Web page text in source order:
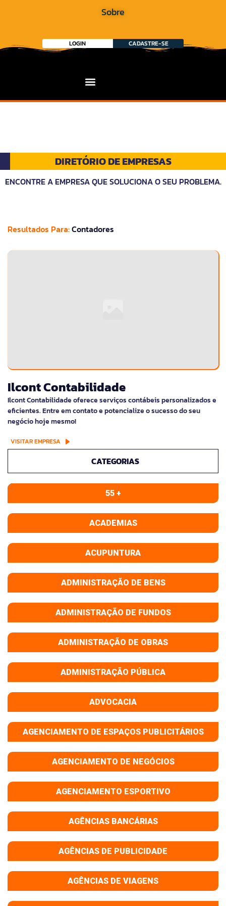
Sobre
LOGIN CADASTRE-SE
DIRETÓRIO DE EMPRESAS
ENCONTRE A EMPRESA QUE SOLUCIONA O SEU PROBLEMA.
Resultados Para:Contadores
Ilcont Contabilidade
Ilcont Contabilidade oferece serviços contábeis personalizados e
eficientes. Entre em contato e potencialize o sucesso do seu
negócio hoje mesmo!
VISITAR EMPRESA
CATEGORIAS
55 +
ACADEMIAS
ACUPUNTURA
ADMINISTRAÇÃO DE BENS
ADMINISTRAÇÃO DE FUNDOS
ADMINISTRAÇÃO DE OBRAS
ADMINISTRAÇÃO PÚBLICA
ADVOCACIA
AGENCIAMENTO DE ESPAÇOS PUBLICITÁRIOS
AGENCIAMENTO DE NEGÓCIOS
AGENCIAMENTO ESPORTIVO
AGÊNCIAS BANCÁRIAS
AGÊNCIAS DE PUBLICIDADE
AGÊNCIAS DE VIAGENS